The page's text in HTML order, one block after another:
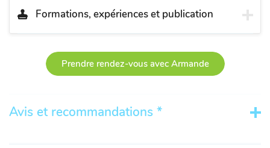
Formations, expériences et publication
Prendre rendez-vous avec Armande
Avis et recommandations *